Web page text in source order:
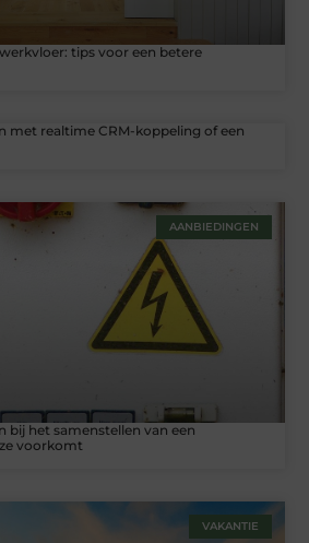
tips voor een betere
met realtime CRM-koppeling of een
AANBIEDINGEN
bij het samenstellen van een
voorkomt
VAKANTIE